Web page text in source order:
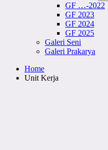
GF …-2022
GF 2023
GF 2024
GF 2025
Galeri Seni
Galeri Prakarya
Home
Unit Kerja